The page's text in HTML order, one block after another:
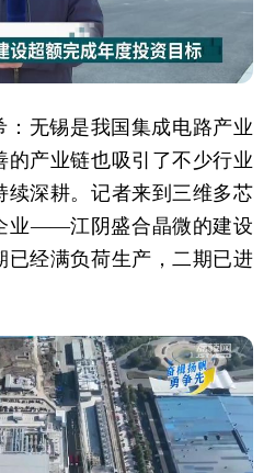
：无锡是我国集成电路产业
的产业链也吸引了不少行业
续深耕。记者来到三维多芯
业——江阴盛合晶微的建设
已经满负荷生产，二期已进